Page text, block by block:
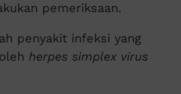
pemeriksaan.
penyakit infeksi yang
herpes simplex virus